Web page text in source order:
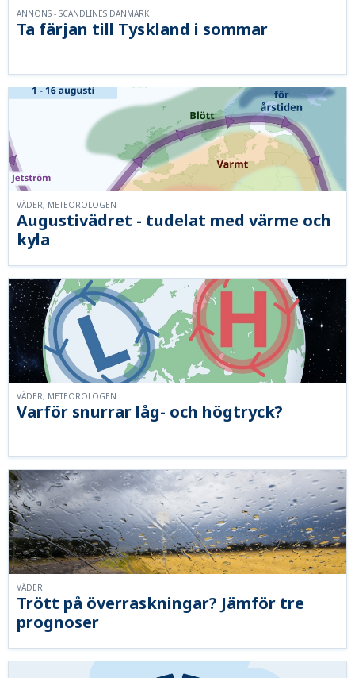
Ta färjan till Tyskland i sommar
ANNONS - SCANDLINES DANMARK
Augustivädret - tudelat med värme och
kyla
VÄDER, METEOROLOGEN
Varför snurrar låg- och högtryck?
VÄDER, METEOROLOGEN
Trött på överraskningar? Jämför tre
prognoser
VÄDER